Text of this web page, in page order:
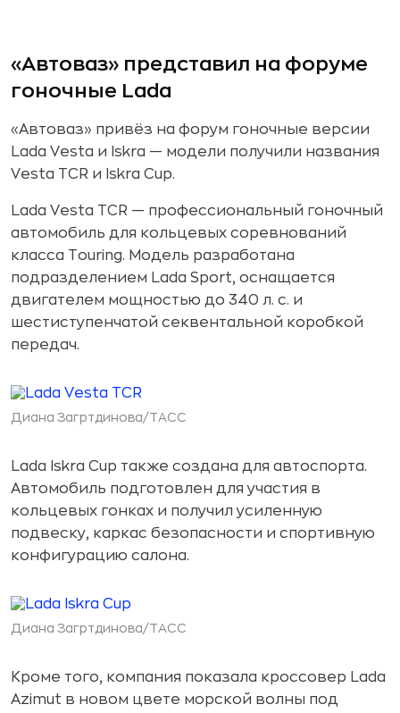
«Автоваз» представил на форуме
гоночные Lada
«Автоваз» привёз на форум гоночные версии
Lada Vesta и Iskra — модели получили названия
Vesta TCR и Iskra Cup.
Lada Vesta TCR — профессиональный гоночный
автомобиль для кольцевых соревнований
класса Touring. Модель разработана
подразделением Lada Sport, оснащается
двигателем мощностью до 340 л. с. и
шестиступенчатой секвентальной коробкой
передач.
Диана Загртдинова/ТАСС
Lada Iskra Cup также создана для автоспорта.
Автомобиль подготовлен для участия в
кольцевых гонках и получил усиленную
подвеску, каркас безопасности и спортивную
конфигурацию салона.
Диана Загртдинова/ТАСС
Кроме того, компания показала кроссовер Lada
Azimut в новом цвете морской волны под